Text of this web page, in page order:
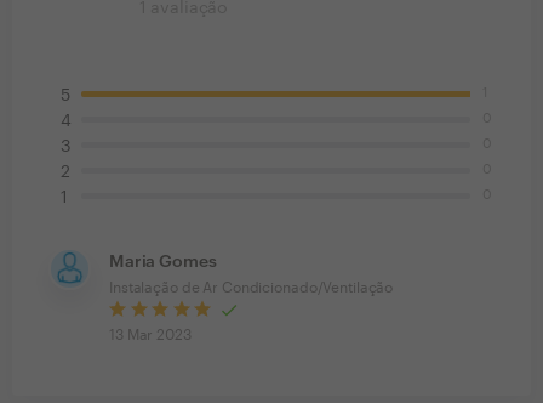
5
4
3
2
1
Maria Gomes
Instalação de Ar Condicionado/Ventilação
13 Mar 2023